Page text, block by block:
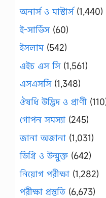
অনার্স ও মাস্টার্স(1,440)
ই-সার্ভিস(60)
ইসলাম(542)
এইচ এস সি(1,561)
এসএসসি(1,348)
ঔষধি উদ্ভিদ ও প্রাণী
গোপন সমস্যা (245)
জানা অজানা (1,031)
ডিগ্রি ও উন্মুক্ত (642)
নিয়োগ পরীক্ষা (1,282)
পরীক্ষা প্রস্তুতি (6,673)